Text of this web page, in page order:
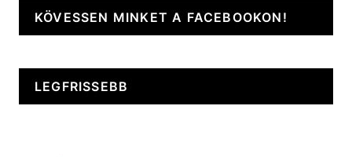
KÖVESSEN MINKET A FACEBOOKON!
LEGFRISSEBB